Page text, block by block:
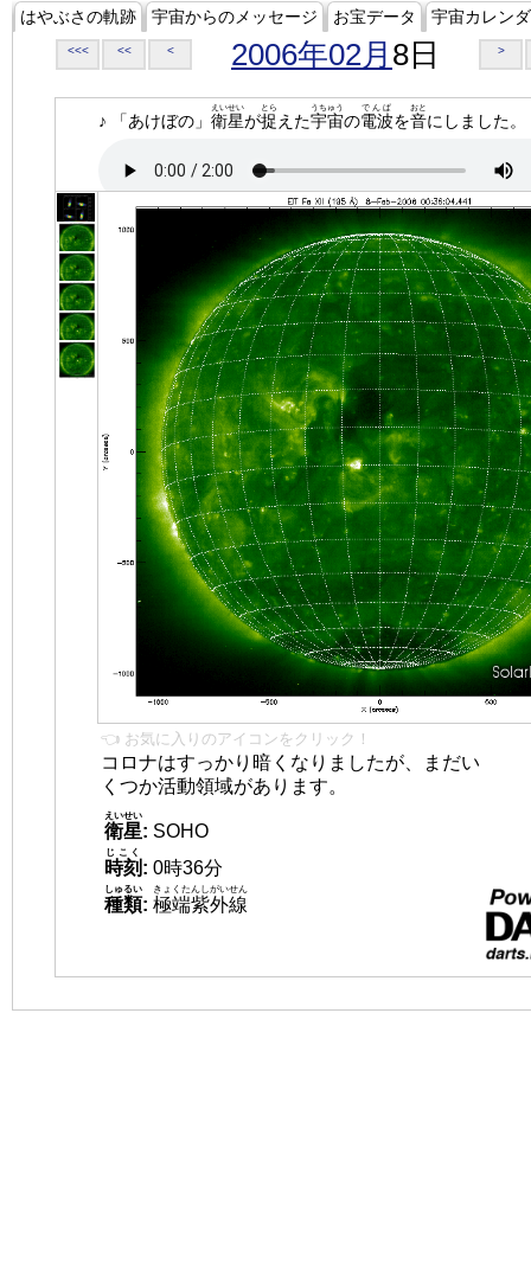
はやぶさの軌跡 宇宙からのメッセージ お宝データ 宇宙カレン
<<< << < 2006年02月 8日 >
♪ 「あけぼの」 衛星
えいせい
が捉
とら
えた宇宙
うちゅう
の電波
でんぱ
を音
おと
にしました。
👈 お気に入りのアイコンをクリック！
コロナはすっかり暗くなりましたが、まだい
くつか活動領域があります。
衛星
えいせい
: SOHO
時刻
じこく
: 0時36分
種類
しゅるい
: 極端紫外線
きょくたんしがいせん